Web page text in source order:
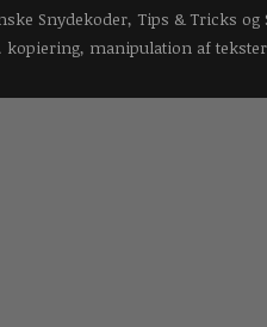
Snydekoder, Tips & Tricks
manipulation af